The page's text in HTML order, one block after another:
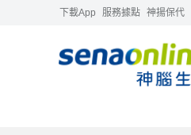
下載App 服務據點 神揚保代